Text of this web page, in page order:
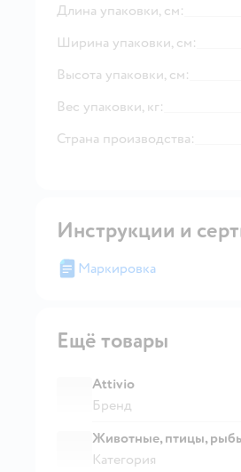
Длина упаковки, см:
Ширина упаковки, см:
Высота упаковки, см:
Вес упаковки, кг:
Страна производства:
Инструкции и
Маркировка
Ещё товары
Attivio
Бренд
Животные, птицы,
Категория